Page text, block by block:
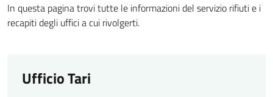
In questa pagina trovi tutte le informazioni del servizio rifiuti e i
recapiti degli uffici a cui rivolgerti.
Ufficio Tari